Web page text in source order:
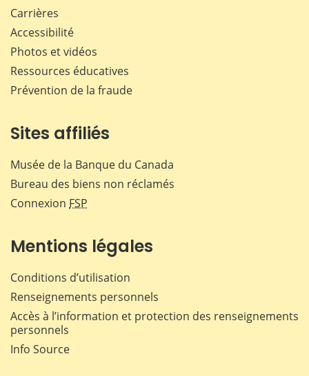
Carrières
Accessibilité
Photos et vidéos
Ressources éducatives
Prévention de la fraude
Sites affiliés
Musée de la Banque du Canada
Bureau des biens non réclamés
Connexion FSP
Mentions légales
Conditions d’utilisation
Renseignements personnels
Accès à l’information et protection des renseignements
personnels
Info Source